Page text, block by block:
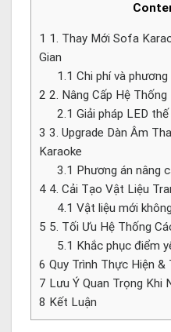
1 1. Thay Mới Sofa
Gian
1.1 Chi phí và
2 2. Nâng Cấp Hệ Thống
2.1 Giải pháp LED
3 3. Upgrade Dàn Âm
Karaoke
3.1 Phương án nâng
4 4. Cải Tạo Vật Liệu
4.1 Vật liệu mới
5 5. Tối Ưu Hệ Thống
5.1 Khắc phục điểm
6 Quy Trình Thực Hiện &
7 Lưu Ý Quan Trọng Khi
8 Kết Luận